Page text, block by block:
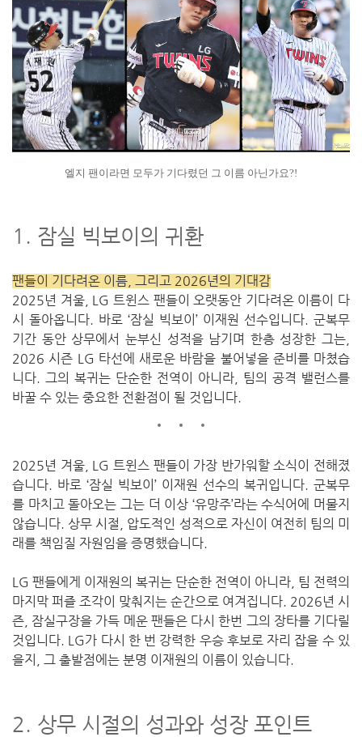
엘지 팬이라면 모두가 기다렸던 그 이름 아닌가요?!
1. 잠실 빅보이의 귀환
팬들이 기다려온 이름, 그리고 2026년의 기대감
2025년 겨울, LG 트윈스 팬들이 오랫동안 기다려온 이름이 다
시 돌아옵니다. 바로 ‘잠실 빅보이’ 이재원 선수입니다. 군복무
기간 동안 상무에서 눈부신 성적을 남기며 한층 성장한 그는,
2026 시즌 LG 타선에 새로운 바람을 불어넣을 준비를 마쳤습
니다. 그의 복귀는 단순한 전역이 아니라, 팀의 공격 밸런스를
바꿀 수 있는 중요한 전환점이 될 것입니다.
2025년 겨울, LG 트윈스 팬들이 가장 반가워할 소식이 전해졌
습니다. 바로 ‘잠실 빅보이’ 이재원 선수의 복귀입니다. 군복무
를 마치고 돌아오는 그는 더 이상 ‘유망주’라는 수식어에 머물지
않습니다. 상무 시절, 압도적인 성적으로 자신이 여전히 팀의 미
래를 책임질 자원임을 증명했습니다.
LG 팬들에게 이재원의 복귀는 단순한 전역이 아니라, 팀 전력의
마지막 퍼즐 조각이 맞춰지는 순간으로 여겨집니다. 2026년 시
즌, 잠실구장을 가득 메운 팬들은 다시 한번 그의 장타를 기다릴
것입니다. LG가 다시 한 번 강력한 우승 후보로 자리 잡을 수 있
을지, 그 출발점에는 분명 이재원의 이름이 있습니다.
2. 상무 시절의 성과와 성장 포인트